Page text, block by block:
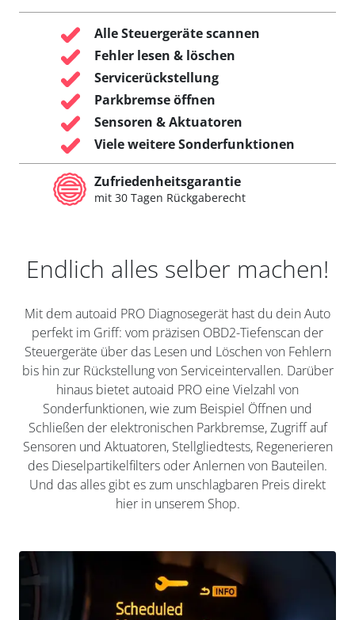
Alle Steuergeräte scannen
Fehler lesen & löschen
Servicerückstellung
Parkbremse öffnen
Sensoren & Aktuatoren
Viele weitere Sonderfunktionen
Zufriedenheitsgarantie
mit 30 Tagen Rückgaberecht
Endlich alles selber machen!
Mit dem autoaid PRO Diagnosegerät hast du dein Auto
perfekt im Griff: vom präzisen OBD2-Tiefenscan der
Steuergeräte über das Lesen und Löschen von Fehlern
bis hin zur Rückstellung von Serviceintervallen. Darüber
hinaus bietet autoaid PRO eine Vielzahl von
Sonderfunktionen, wie zum Beispiel Öffnen und
Schließen der elektronischen Parkbremse, Zugriff auf
Sensoren und Aktuatoren, Stellgliedtests, Regenerieren
des Dieselpartikelfilters oder Anlernen von Bauteilen.
Und das alles gibt es zum unschlagbaren Preis direkt
hier in unserem Shop.